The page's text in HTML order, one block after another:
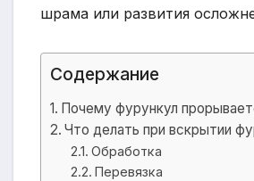
шрама или развития
Содержание
Почему фурункул
Что делать при вскрытии
Обработка
Перевязка